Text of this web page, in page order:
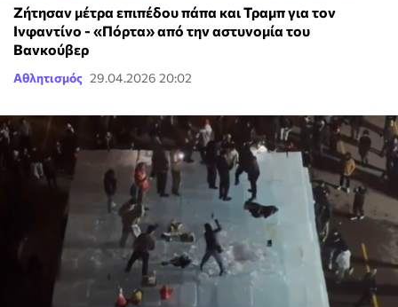
Ζήτησαν μέτρα επιπέδου πάπα και Τραμπ για τον
Ινφαντίνο - «Πόρτα» από την αστυνομία του
Βανκούβερ
Αθλητισμός 29.04.2026 20:02